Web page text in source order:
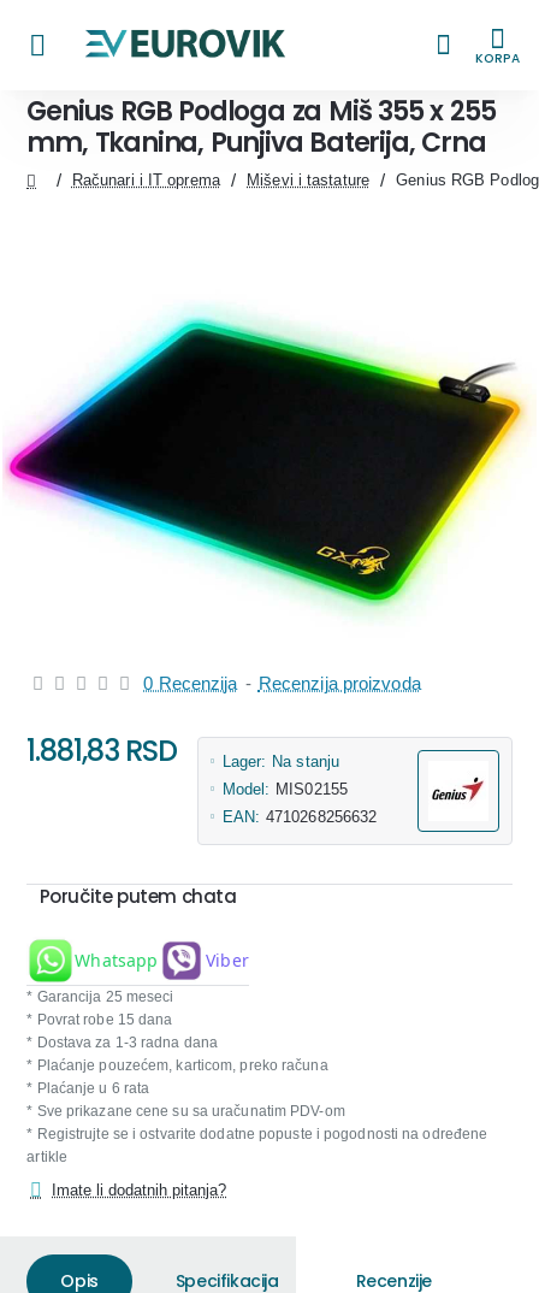
KORPA
Genius RGB Podloga za Miš 355 x 255
mm, Tkanina, Punjiva Baterija, Crna
Računari i IT oprema Miševi i tastature Genius RGB
0 Recenzija - Recenzija proizvoda
1.881,83 RSD Lager: Na stanju
Model: MIS02155
EAN: 4710268256632
Poručite putem chata
Whatsapp Viber
* Garancija 25 meseci
* Povrat robe 15 dana
* Dostava za 1-3 radna dana
* Plaćanje pouzećem, karticom, preko računa
* Plaćanje u 6 rata
* Sve prikazane cene su sa uračunatim PDV-om
* Registrujte se i ostvarite dodatne popuste i pogodnosti na određene
artikle
Imate li dodatnih pitanja?
Opis Specifikacija Recenzije